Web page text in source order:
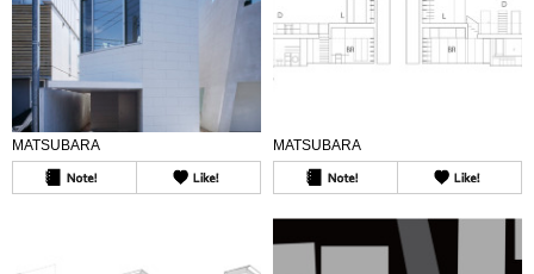
MATSUBARA MATSUBARA